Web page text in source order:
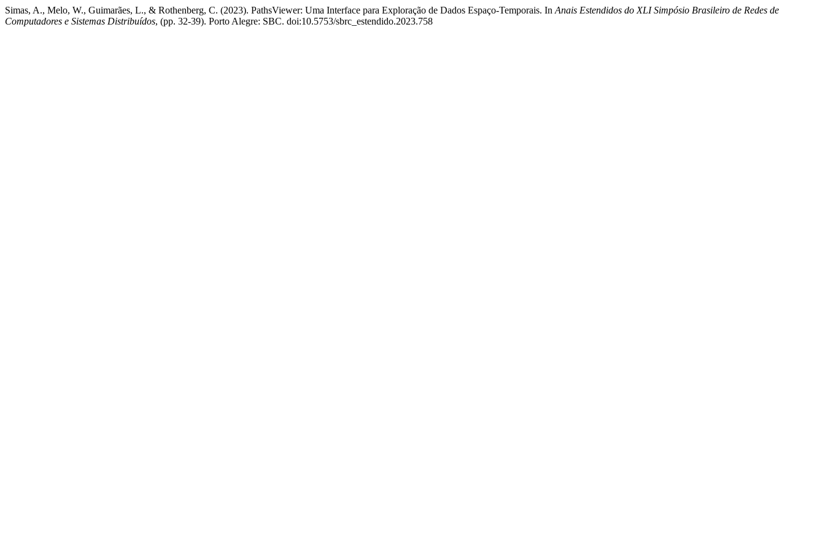
Simas, A., Melo, W., Guimarães, L., & Rothenberg, C. (2023). PathsViewer: Uma Interface para Exploração de Dados Espaço-Temporais. In Anais Estendidos do XLI Simpósio Brasileiro de Redes de
Computadores e Sistemas Distribuídos, (pp. 32-39). Porto Alegre: SBC. doi:10.5753/sbrc_estendido.2023.758